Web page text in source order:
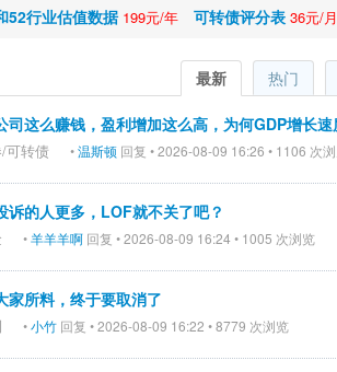
52行业估值数据 199元/年 可转债评分表 36元/月
热门
最新
司这么赚钱，盈利增加这么高，为何GDP增长
可转债 •温斯顿 回复 • 2026-08-09 16:26 • 1106 次
诉的人更多，LOF就不关了吧？
•羊羊羊啊 回复 • 2026-08-09 16:24 • 1005 次浏览
家所料，终于要取消了
•小竹 回复 • 2026-08-09 16:22 • 8779 次浏览